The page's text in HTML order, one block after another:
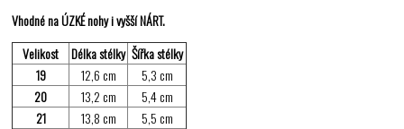
Vhodné na ÚZKÉ nohy i vyšší NÁRT.
Velikost
Délka stélky Šířka stélky
19
12,6 cm
5,3 cm
20
13,2 cm
5,4 cm
21
13,8 cm
5,5 cm